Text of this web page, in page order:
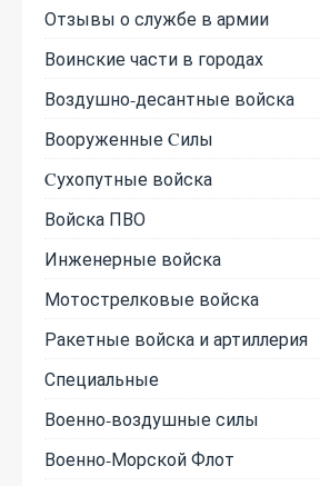
Отзывы о службе в армии
Воинские части в городах
Воздушно-десантные войска
Вооруженные Cилы
Cухопутные войска
Войска ПВО
Инженерные войска
Мотострелковые войска
Ракетные войска и артиллерия
Специальные
Военно-воздушные силы
Военно-Морской Флот